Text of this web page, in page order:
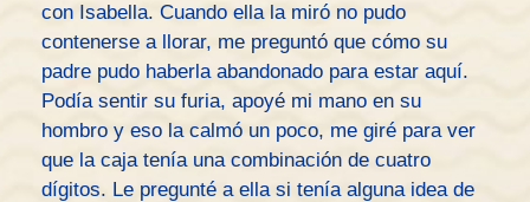
con Isabella. Cuando ella la miró no pudo
contenerse a llorar, me preguntó que cómo su
padre pudo haberla abandonado para estar aquí.
Podía sentir su furia, apoyé mi mano en su
hombro y eso la calmó un poco, me giré para ver
que la caja tenía una combinación de cuatro
dígitos. Le pregunté a ella si tenía alguna idea de